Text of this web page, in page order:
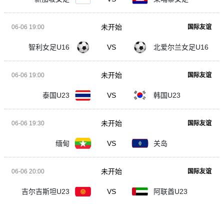
06-06 19:00 国际友谊
智利女足U16 VS 北爱尔兰女足U16
未开始
06-06 19:00 国际友谊
泰国U23 VS 韩国U23
未开始
06-06 19:30 国际友谊
缅甸 VS 关岛
未开始
06-06 20:00 国际友谊
吉尔吉斯坦U23 VS 阿联酋U23
未开始